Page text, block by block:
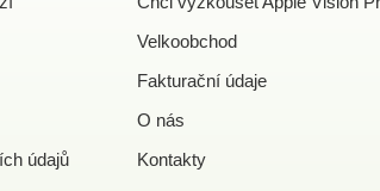
údajů
Velkoobchod
Fakturační údaje
O nás
Kontakty